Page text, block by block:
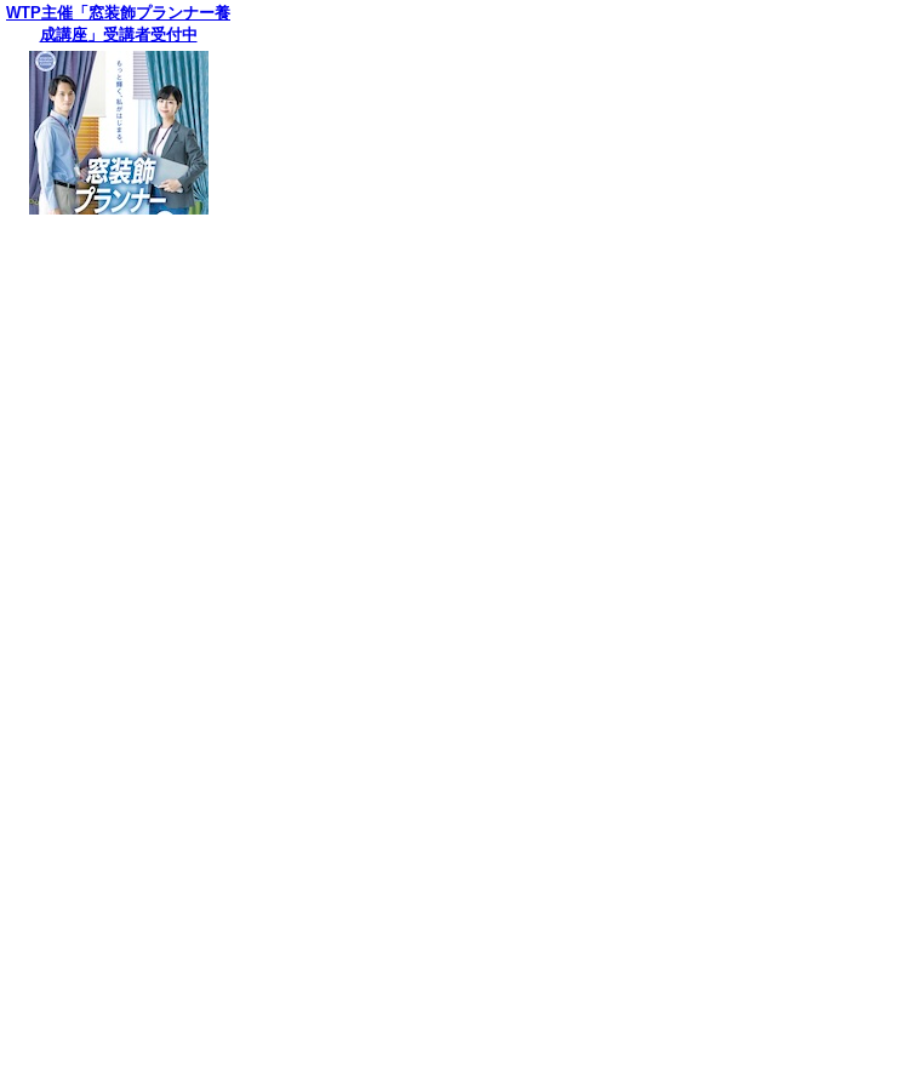
WTP主催「窓装飾プランナー養
成講座」受講者受付中